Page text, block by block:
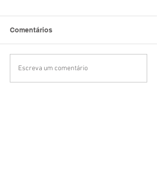
Comentários
Escreva um comentário